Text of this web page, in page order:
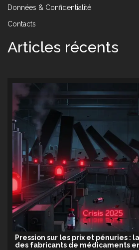
Données & Confidentialité
Contacts
Articles récents
Pression sur les prix et pénuries :
des fabricants de médicaments